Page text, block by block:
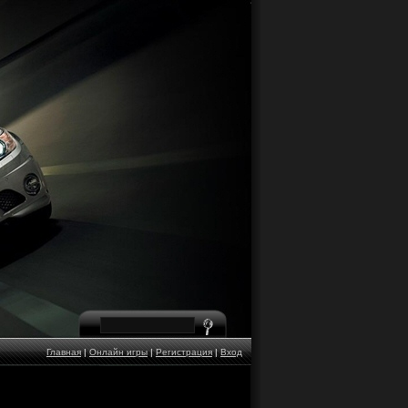
Главная|Онлайн игры|Регистрация|Вход